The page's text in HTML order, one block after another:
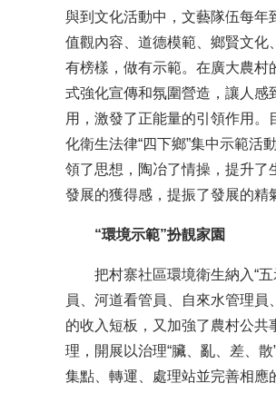
與到文化活動中，文藝隊伍每
值觀內容、道德模範、鄉賢文化
有榜樣，做有示範。在廣大農村
式強化宣傳和氛圍營造，讓人感
用，激發了正能量的引領作用。
化衛生法律“四下鄉”集中示範活
領了思想，陶冶了情操，提升了
發展的獲得感，提振了發展的精
“環境示範”扮靚家園
把村寨社區環境衛生納入“五
員、河道看管員、自來水管理
的收入短板，又加強了農村公
理，開展以治理“臟、亂、差、
集點、轉運、處理站並完善相應